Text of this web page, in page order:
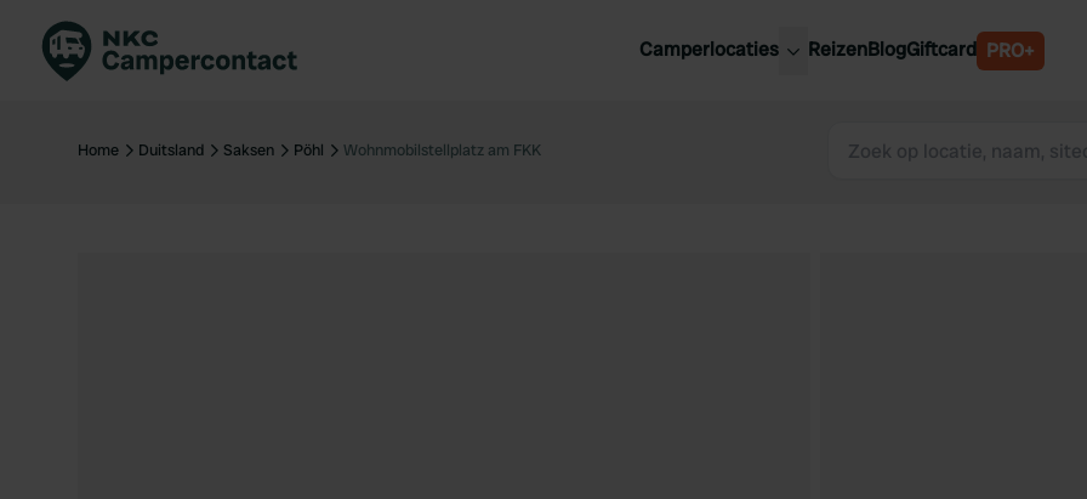
Camperlocaties
Nederland
Nederland
Luxemburg
ReizenBlogGiftcard PRO+
Home Duitsland Saksen Pöhl Wohnmobilstellplatz am FKK